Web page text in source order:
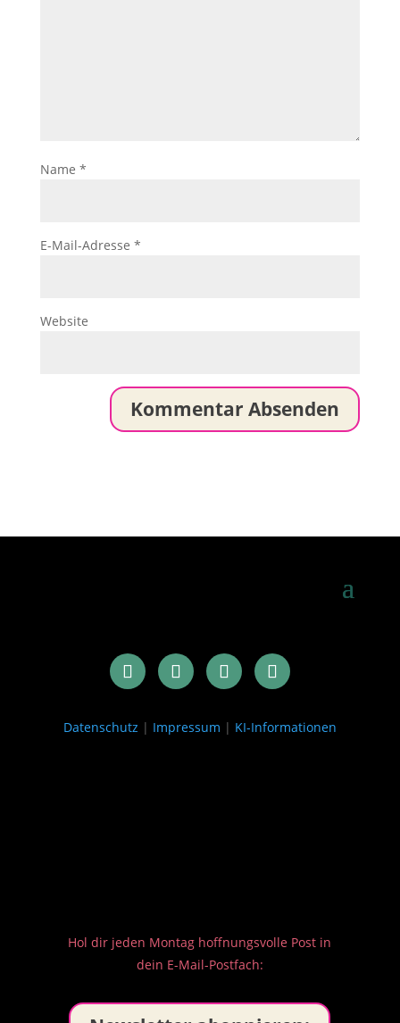
Name *
E-Mail-Adresse *
Website
Datenschutz | Impressum | KI-Informationen
Hol dir jeden Montag hoffnungsvolle Post in
dein E-Mail-Postfach: